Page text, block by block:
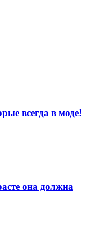
всегда в моде!
она должна